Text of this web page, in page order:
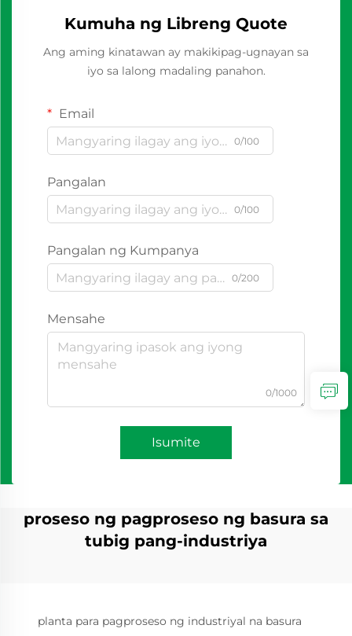
Kumuha ng Libreng Quote
Ang aming kinatawan ay makikipag-ugnayan sa
iyo sa lalong madaling panahon.
Email
0/100
Pangalan
0/100
Pangalan ng Kumpanya
0/200
Mensahe
0/1000
Isumite
proseso ng pagproseso ng basura sa
tubig pang-industriya
planta para pagproseso ng industriyal na basura